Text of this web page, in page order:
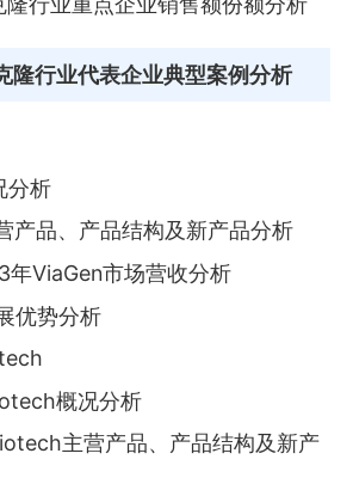
隆行业代表企业典型案例分析
分析
产品、产品结构及新产品分析
年ViaGen市场营收分析
优势分析
概况分析
主营产品、产品结构及新产